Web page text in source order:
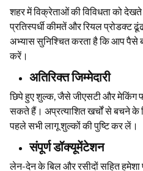
शहर में विक्रेताओं की विविधता को
प्रतिस्पर्धी कीमतें और रियल प्रोडक्ट
अभ्यास सुनिश्चित करता है कि आप पैसे
करें।
अतिरिक्त जिम्मेदारी
छिपे हुए शुल्क, जैसे जीएसटी और मेकिंग
सकते हैं। अप्रत्याशित खर्चों से बचने के
पहले सभी लागू शुल्कों की पुष्टि कर लें।
संपूर्ण डॉक्यूमेंटेशन
लेन-देन के बिल और रसीदों सहित